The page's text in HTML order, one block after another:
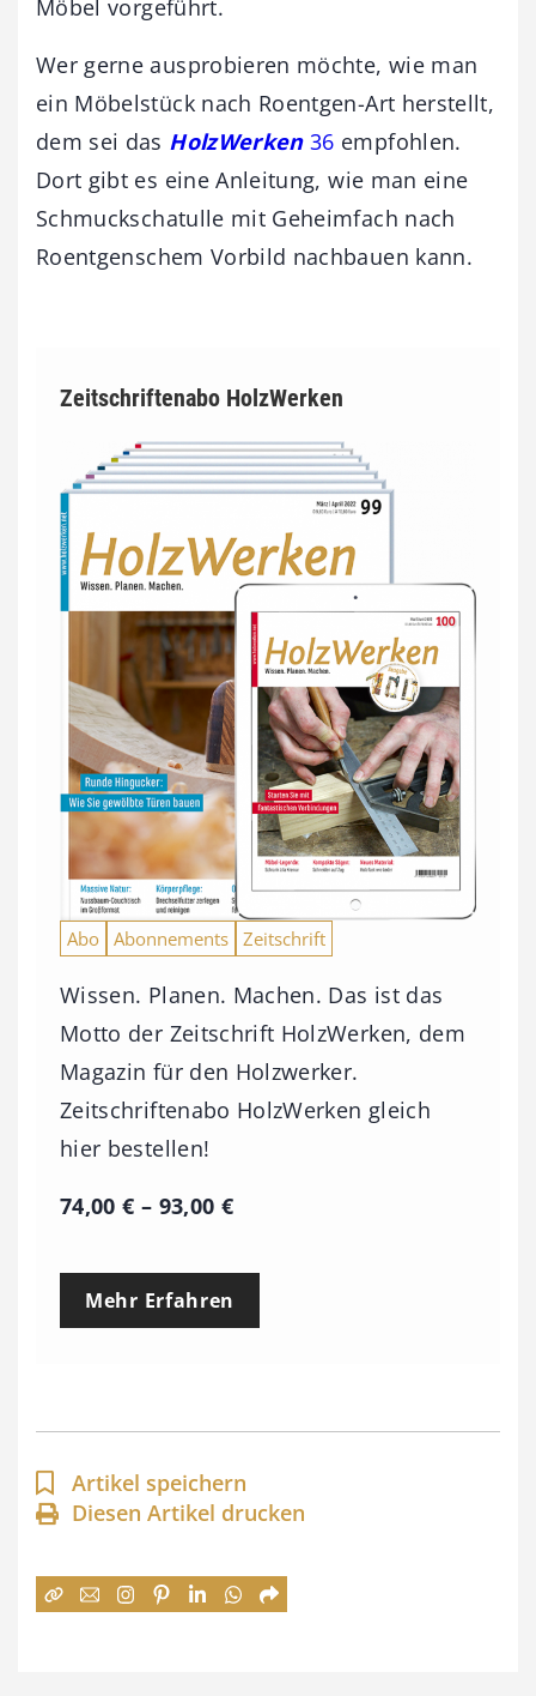
Möbel vorgeführt.
Wer gerne ausprobieren möchte, wie man
ein Möbelstück nach Roentgen-Art herstellt,
dem sei das HolzWerken36 empfohlen.
Dort gibt es eine Anleitung, wie man eine
Schmuckschatulle mit Geheimfach nach
Roentgenschem Vorbild nachbauen kann.
Zeitschriftenabo HolzWerken
Abo Abonnements Zeitschrift
Wissen. Planen. Machen. Das ist das
Motto der Zeitschrift HolzWerken, dem
Magazin für den Holzwerker.
Zeitschriftenabo HolzWerken gleich
hier bestellen!
74,00€ – 93,00 €P
e
p
a
n
e
Mehr Erfahren
Artikel speichern
Diesen Artikel drucken